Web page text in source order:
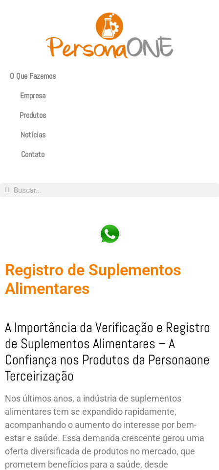
O Que Fazemos
Empresa
Produtos
Notícias
Contato
Registro de Suplementos
Alimentares
A Importância da Verificação e Registro
de Suplementos Alimentares – A
Confiança nos Produtos da Personaone
Terceirização
Nos últimos anos, a indústria de suplementos
alimentares tem se expandido rapidamente,
acompanhando o aumento do interesse por bem-
estar e saúde. Essa demanda crescente gerou uma
oferta diversificada de produtos no mercado, que
prometem benefícios para a saúde, desde